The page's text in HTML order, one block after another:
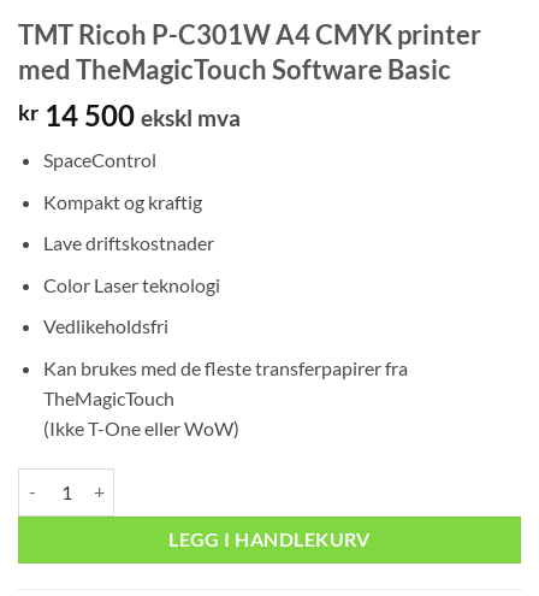
TMT Ricoh P-C301W A4 CMYK printer
med TheMagicTouch Software Basic
kr 14 500 ekskl mva
SpaceControl
Kompakt og kraftig
Lave driftskostnader
Color Laser teknologi
Vedlikeholdsfri
Kan brukes med de fleste transferpapirer fra
TheMagicTouch
(Ikke T-One eller WoW)
LEGG I HANDLEKURV